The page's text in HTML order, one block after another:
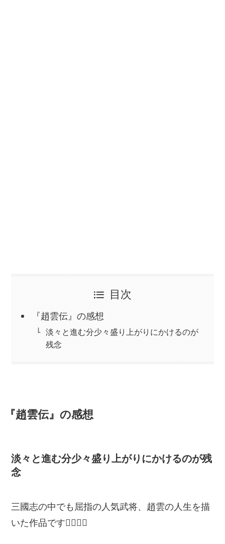
目次
『趙雲伝』の感想
淡々と進む分少々盛り上がりにかけるのが
残念
『趙雲伝』の感想
淡々と進む分少々盛り上がりにかけるのが残
念
三國志の中でも屈指の人気武将、趙雲の人生を描
いた作品です🙋‍♂️🙋‍♂️